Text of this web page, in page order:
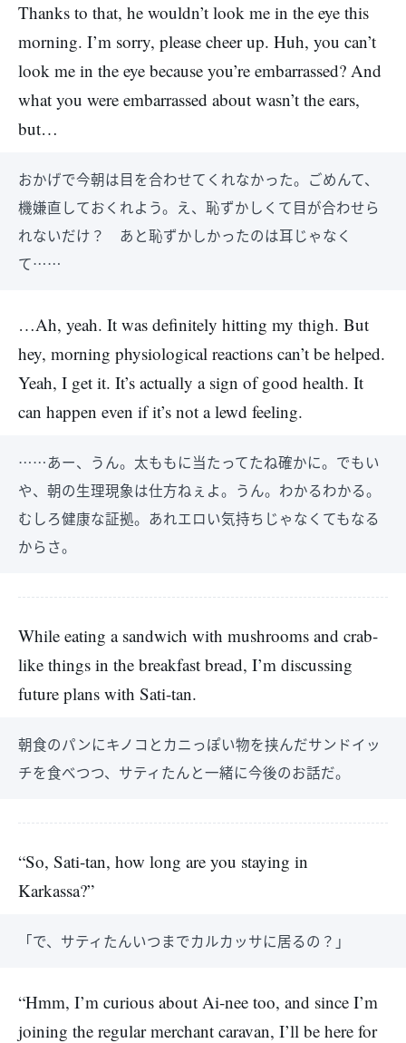
Thanks to that, he wouldn’t look me in the eye this
morning. I’m sorry, please cheer up. Huh, you can’t
look me in the eye because you’re embarrassed? And
what you were embarrassed about wasn’t the ears,
but…
おかげで今朝は目を合わせてくれなかった。ごめんて、
機嫌直しておくれよう。え、恥ずかしくて目が合わせら
れないだけ？ あと恥ずかしかったのは耳じゃなく
て……
…Ah, yeah. It was definitely hitting my thigh. But
hey, morning physiological reactions can’t be helped.
Yeah, I get it. It’s actually a sign of good health. It
can happen even if it’s not a lewd feeling.
……あー、うん。太ももに当たってたね確かに。でもい
や、朝の生理現象は仕方ねぇよ。うん。わかるわかる。
むしろ健康な証拠。あれエロい気持ちじゃなくてもなる
からさ。
While eating a sandwich with mushrooms and crab-
like things in the breakfast bread, I’m discussing
future plans with Sati-tan.
朝食のパンにキノコとカニっぽい物を挟んだサンドイッ
チを食べつつ、サティたんと一緒に今後のお話だ。
“So, Sati-tan, how long are you staying in
Karkassa?”
「で、サティたんいつまでカルカッサに居るの？」
“Hmm, I’m curious about Ai-nee too, and since I’m
joining the regular merchant caravan, I’ll be here for